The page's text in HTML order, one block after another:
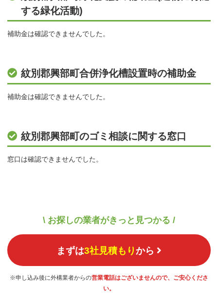
する緑化活動)
補助金は確認できませんでした。
紋別郡興部町合併浄化槽設置時の補助金
補助金は確認できませんでした。
紋別郡興部町のゴミ相談に関する窓口
窓口は確認できませんでした。
\ お探しの業者がきっと見つかる /
まずは3社見積もりから
※申し込み後に外構業者からの営業電話はございませんので、ご安心くださ
い。